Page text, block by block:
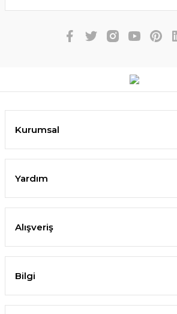
Kurumsal
Yardım
Alışveriş
Bilgi